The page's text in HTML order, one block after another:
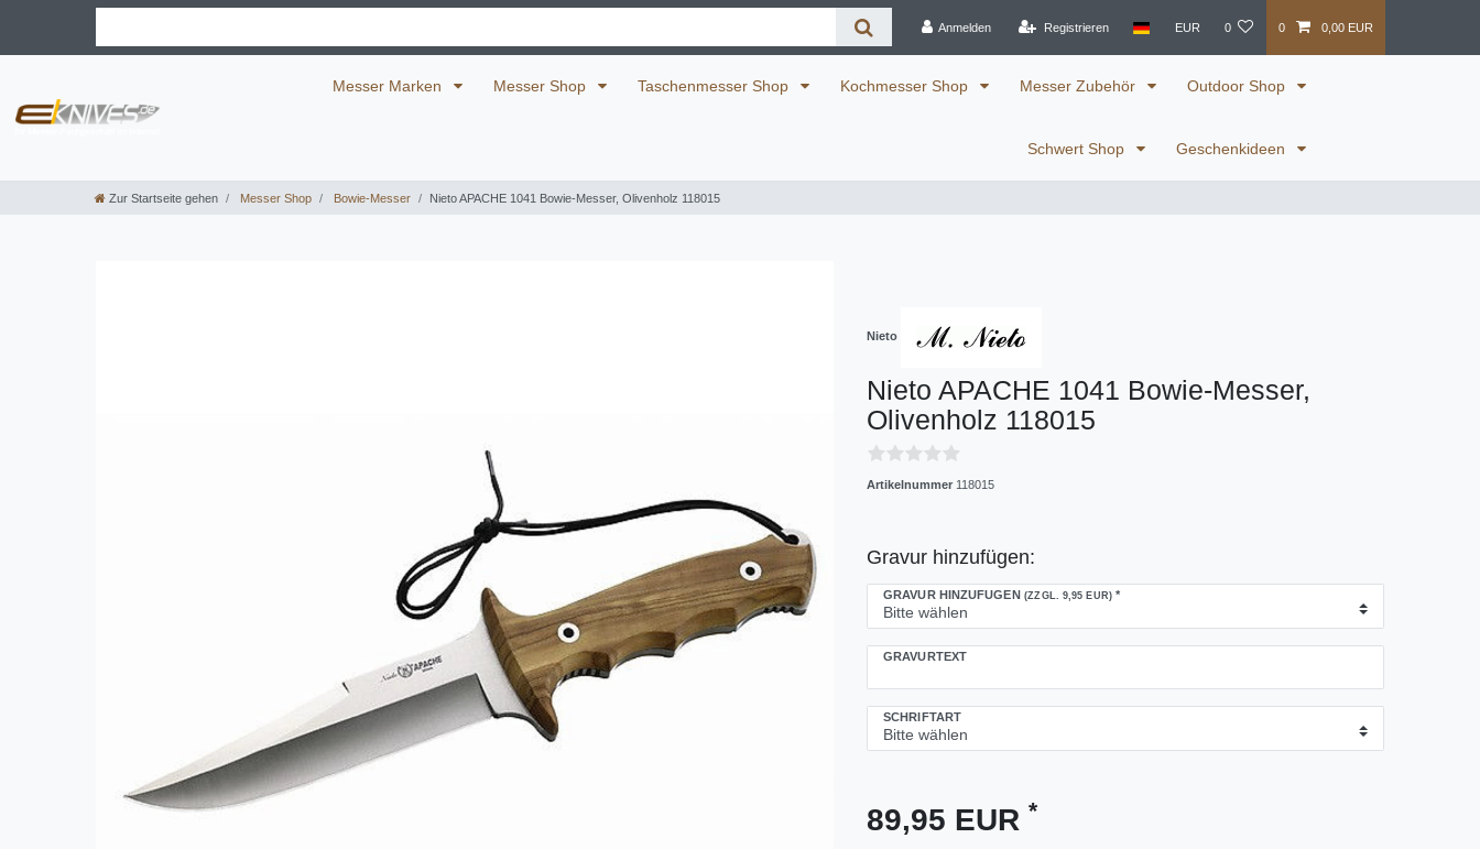
Anmelden Registrieren EUR 0 0 0,00 EUR
Messer Marken Messer Shop Taschenmesser Shop Kochmesser Shop Messer Zubehör Outdoor Shop
Schwert Shop Geschenkideen
Zur Startseite gehen Messer Shop Bowie-Messer Nieto APACHE 1041 Bowie-Messer, Olivenholz 118015
Nieto
Nieto APACHE 1041 Bowie-Messer,
Olivenholz 118015
Artikelnummer 118015
Gravur hinzufügen:
GRAVUR HINZUFÜGEN (ZZGL. 9,95 EUR) *
GRAVURTEXT
SCHRIFTART
89,95 EUR *